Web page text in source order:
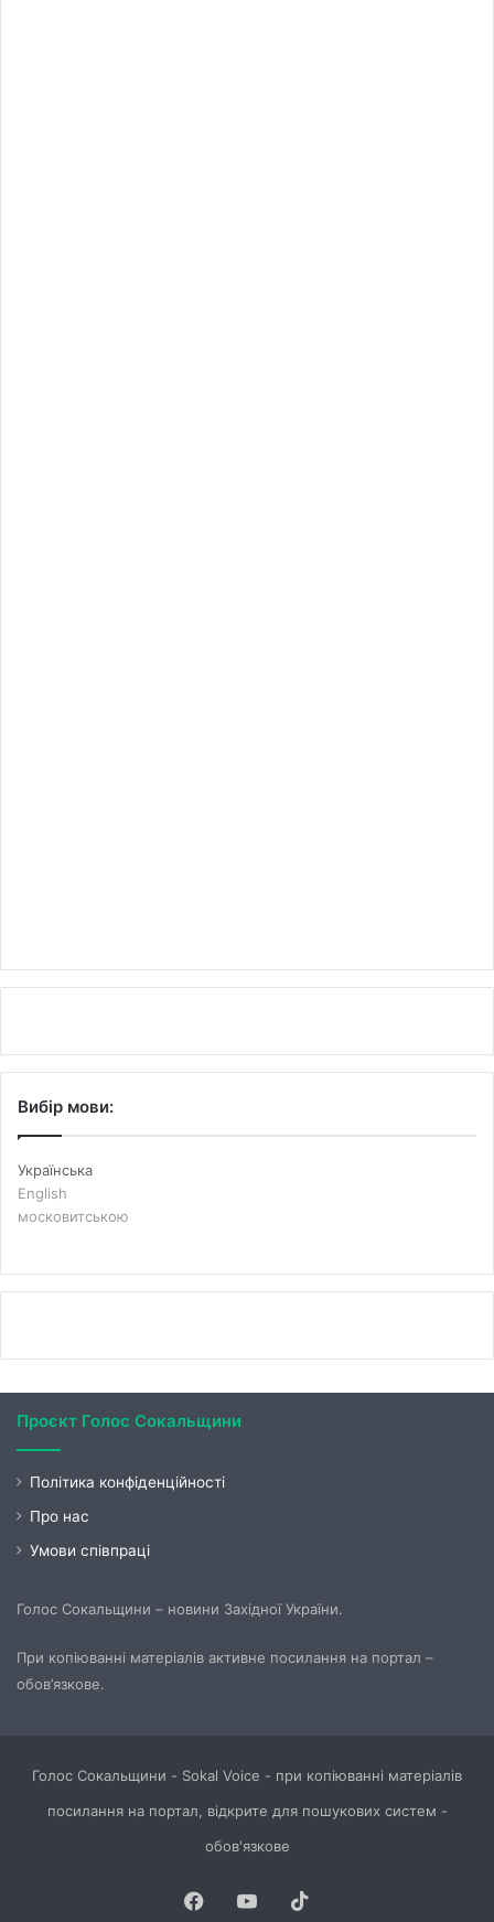
Вибір мови:
Українська
English
московитською
Проєкт Голос Сокальщини
Політика конфіденційності
Про нас
Умови співпраці
Голос Сокальщини – новини Західної України.
При копіюванні матеріалів активне посилання на портал –
обов’язкове.
Голос Сокальщини - Sokal Voice - при копіюванні матеріалів
посилання на портал, відкрите для пошукових систем -
обов'язкове
Facebook
YouTube